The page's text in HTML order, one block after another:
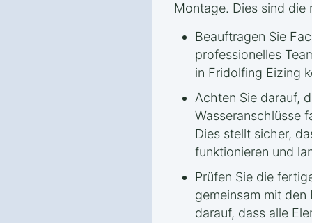
Montage. Dies sind die
Beauftragen Sie
professionelles
in Fridolfing Eizing
Achten Sie darauf,
Wasseranschlüsse
Dies stellt sicher,
funktionieren und
Prüfen Sie die
gemeinsam mit den
darauf, dass alle